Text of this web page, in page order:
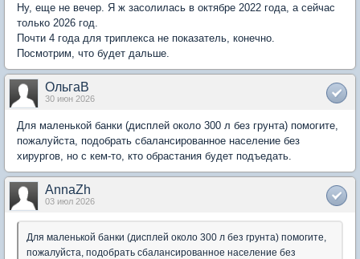
Ну, еще не вечер. Я ж засолилась в октябре 2022 года, а сейчас
только 2026 год.
Почти 4 года для триплекса не показатель, конечно.
Посмотрим, что будет дальше.
ОльгаВ
30 июн 2026
Для маленькой банки (дисплей около 300 л без грунта) помогите,
пожалуйста, подобрать сбалансированное население без
хирургов, но с кем-то, кто обрастания будет подъедать.
AnnaZh
03 июл 2026
Для маленькой банки (дисплей около 300 л без грунта) помогите,
пожалуйста, подобрать сбалансированное население без